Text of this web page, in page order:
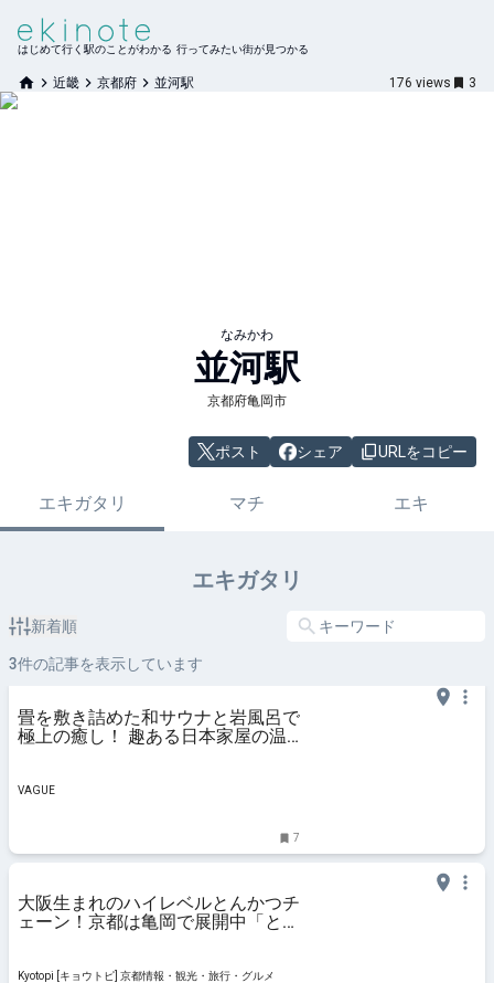
はじめて行く駅のことがわかる 行ってみたい街が見つかる
近畿 京都府 並河駅 176 views 3
なみかわ
並河駅
京都府亀岡市
ポスト シェア URLをコピー
エキガタリ マチ エキ
エキガタリ
新着順
3件の記事を表示しています
畳を敷き詰めた和サウナと岩風呂で
極上の癒し！ 趣ある日本家屋の温
魅力とは | VAGUE(ヴァーグ)
VAGUE
7
大阪生まれのハイレベルとんかつチ
ェーン！京都は亀岡で展開中「とん
Kyotopi [キョウトピ] 京都情報・観光・旅行・グルメ